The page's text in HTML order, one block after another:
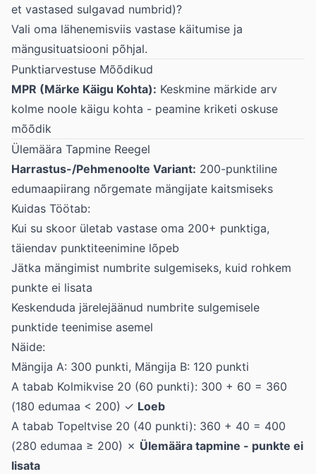
et vastased sulgavad numbrid)?
Vali oma lähenemisviis vastase käitumise ja
mängusituatsiooni põhjal.
Punktiarvestuse Mõõdikud
MPR (Märke Käigu Kohta): Keskmine märkide arv
kolme noole käigu kohta - peamine kriketi oskuse
mõõdik
Ülemäära Tapmine Reegel
Harrastus-/Pehmenoolte Variant: 200-punktiline
edumaapiirang nõrgemate mängijate kaitsmiseks
Kuidas Töötab:
Kui su skoor ületab vastase oma 200+ punktiga,
täiendav punktiteenimine lõpeb
Jätka mängimist numbrite sulgemiseks, kuid rohkem
punkte ei lisata
Keskenduda järelejäänud numbrite sulgemisele
punktide teenimise asemel
Näide:
Mängija A: 300 punkti, Mängija B: 120 punkti
A tabab Kolmikvise 20 (60 punkti): 300 + 60 = 360
(180 edumaa < 200) ✓ Loeb
A tabab Topeltvise 20 (40 punkti): 360 + 40 = 400
(280 edumaa ≥ 200) ✗ Ülemäära tapmine - punkte ei
lisata